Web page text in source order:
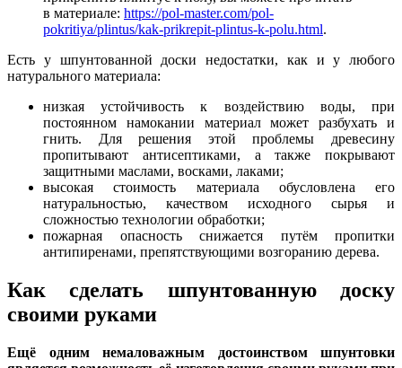
в материале: https://pol-master.com/pol-
pokritiya/plintus/kak-prikrepit-plintus-k-polu.html.
Есть у шпунтованной доски недостатки, как и у любого
натурального материала:
низкая устойчивость к воздействию воды, при
постоянном намокании материал может разбухать и
гнить. Для решения этой проблемы древесину
пропитывают антисептиками, а также покрывают
защитными маслами, восками, лаками;
высокая стоимость материала обусловлена его
натуральностью, качеством исходного сырья и
сложностью технологии обработки;
пожарная опасность снижается путём пропитки
антипиренами, препятствующими возгоранию дерева.
Как сделать шпунтованную доску
своими руками
Ещё одним немаловажным достоинством шпунтовки